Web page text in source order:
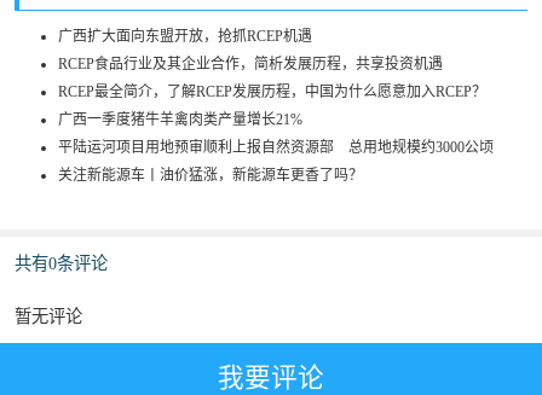
广西扩大面向东盟开放，抢抓RCEP机遇
RCEP食品行业及其企业合作，简析发展历程，共享投资机遇
RCEP最全简介，了解RCEP发展历程，中国为什么愿意加入RCEP？
广西一季度猪牛羊禽肉类产量增长21%
平陆运河项目用地预审顺利上报自然资源部 总用地规模约3000公顷
关注新能源车丨油价猛涨，新能源车更香了吗？
共有0条评论
暂无评论